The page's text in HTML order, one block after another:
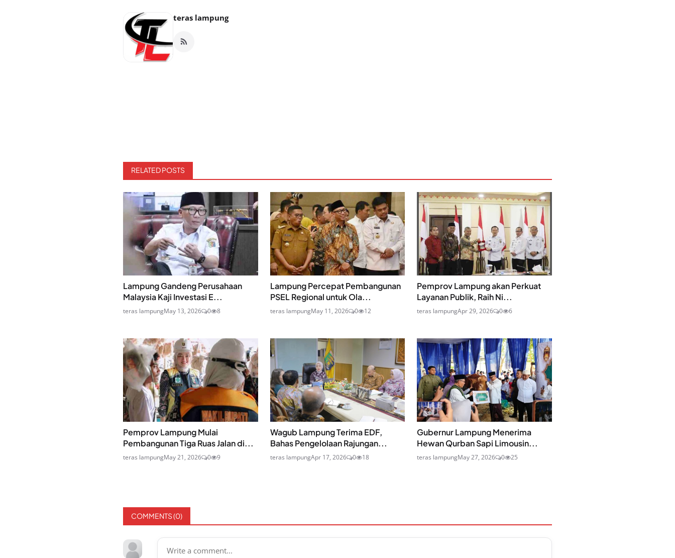
teras lampung
RELATED POSTS
Lampung Gandeng Perusahaan
Malaysia Kaji Investasi E...
teras lampungMay 13, 2026 0 8
Lampung Percepat Pembangunan
PSEL Regional untuk Ola...
teras lampungMay 11, 2026 0 12
Pemprov Lampung akan Perkuat
Layanan Publik, Raih Ni...
teras lampungApr 29, 2026 0 6
Pemprov Lampung Mulai
Pembangunan Tiga Ruas Jalan di...
teras lampungMay 21, 2026 0 9
Wagub Lampung Terima EDF,
Bahas Pengelolaan Rajungan...
teras lampungApr 17, 2026 0 18
Gubernur Lampung Menerima
Hewan Qurban Sapi Limousin...
teras lampungMay 27, 2026 0 25
COMMENTS (0)